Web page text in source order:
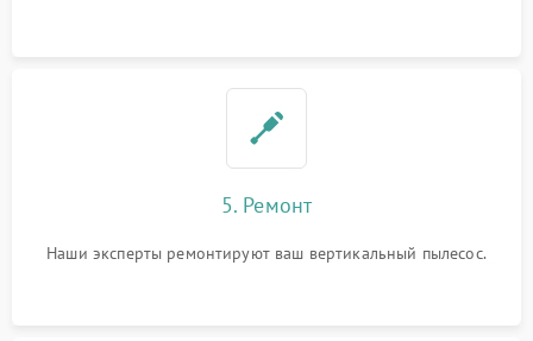
5. Ремонт
Наши эксперты ремонтируют ваш вертикальный пылесос.